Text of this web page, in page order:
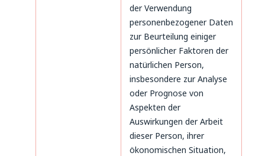
der Verwendung
personenbezogener Daten
zur Beurteilung einiger
persönlicher Faktoren der
natürlichen Person,
insbesondere zur Analyse
oder Prognose von
Aspekten der
Auswirkungen der Arbeit
dieser Person, ihrer
ökonomischen Situation,